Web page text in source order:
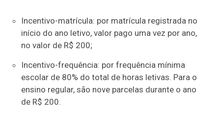
Incentivo-matrícula: por matrícula registrada no
início do ano letivo, valor pago uma vez por ano,
no valor de R$ 200;
Incentivo-frequência: por frequência mínima
escolar de 80% do total de horas letivas. Para o
ensino regular, são nove parcelas durante o ano
de R$ 200.